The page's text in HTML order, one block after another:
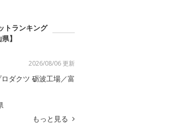
トランキング
】
2026/08/06 更新
ダクツ 砺波工場／富
もっと見る